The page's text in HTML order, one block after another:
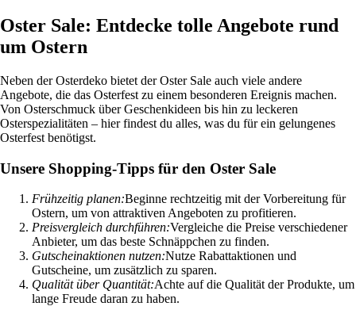
Oster Sale: Entdecke tolle Angebote rund
um Ostern
Neben der Osterdeko bietet der Oster Sale auch viele andere
Angebote, die das Osterfest zu einem besonderen Ereignis machen.
Von Osterschmuck über Geschenkideen bis hin zu leckeren
Osterspezialitäten – hier findest du alles, was du für ein gelungenes
Osterfest benötigst.
Unsere Shopping-Tipps für den Oster Sale
Frühzeitig planen:Beginne rechtzeitig mit der Vorbereitung für
Ostern, um von attraktiven Angeboten zu profitieren.
Preisvergleich durchführen:Vergleiche die Preise verschiedener
Anbieter, um das beste Schnäppchen zu finden.
Gutscheinaktionen nutzen:Nutze Rabattaktionen und
Gutscheine, um zusätzlich zu sparen.
Qualität über Quantität:Achte auf die Qualität der Produkte, um
lange Freude daran zu haben.